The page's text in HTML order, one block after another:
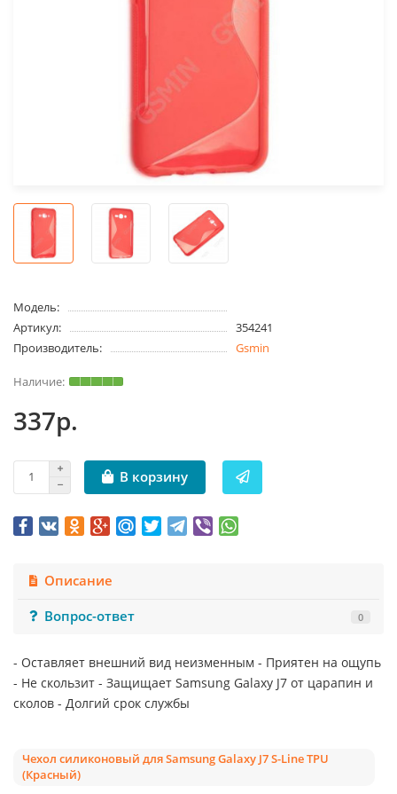
Модель:
Артикул:
354241
Производитель:
Gsmin
337р.
В корзину
Описание
Вопрос-ответ
0
- Оставляет внешний вид неизменным - Приятен на ощупь
- Не скользит - Защищает Samsung Galaxy J7 от царапин и
сколов - Долгий срок службы
Чехол силиконовый для Samsung Galaxy J7 S-Line TPU
(Красный)